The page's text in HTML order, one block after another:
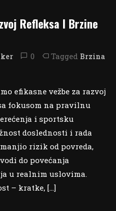
Refleksa I Brzine
0 Tagged Brzina
efikasne vežbe za razvoj
fokusom na pravilnu
i sportsku
doslednosti i rada
rizik od povreda,
do povećanja
u realnim uslovima.
– kratke, […]